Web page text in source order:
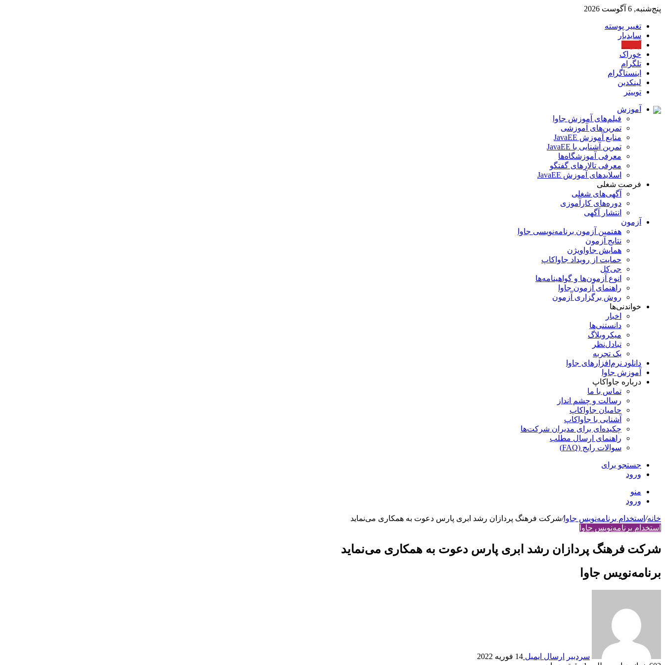
پنج‌شنبه, 6 آگوست 2026
تغییر پوسته
سایدبار
خوراک
تلگرام
اینستاگرام
لینکدین
توییتر
آموزش
فیلم‌های آموزش جاوا
تمرین‌های آموزشی
منابع آموزش JavaEE
تمرین آشنایی با JavaEE
معرفی آموزشگاه‌ها
معرفی تالارهای گفتگو
اسلایدهای آموزش JavaEE
فرصت شغلی
آگهی‌های شغلی
دوره‌های کارآموزی
انتشار آگهی
آزمون
هفتمین آزمون برنامه‌نویسی جاوا
نتایج آزمون
همایش جاواویژن
حمایت از رویداد جاواکاپ
جی‌کل
انوع آزمون‌ها و گواهینامه‌ها
راهنمای آزمون جاوا
روش برگزاری آزمون
خواندنی‌ها
اخبار
دانستنی‌ها
میکروبلاگ
تبادل‌نظر
یک تجربه
دانلود نرم‌افزارهای جاوا
آموزش جاوا
درباره جاواکاپ
تماس با ما
رسالت و چشم انداز
حامیان جاواکاپ
آشنایی با جاواکاپ
چکیده‌ای برای مدیران شرکت‌ها
راهنمای ارسال مطلب
سوالات رایج (FAQ)
جستجو برای
ورود
منو
ورود
خانه/ استخدام برنامه‌نویس جاوا/شرکت فرهنگ پردازان رشد ابری پارس دعوت به همکاری می‌نماید
استخدام برنامه‌نویس جاوا
شرکت فرهنگ پردازان رشد ابری پارس دعوت به همکاری می‌نماید
برنامه‌نویس جاوا
سردبیر ارسال ایمیل 14 فوریه 2022